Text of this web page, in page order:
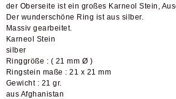
der Oberseite ist ein großes Karneol Stein,
Der wunderschöne Ring ist aus silber.
Massiv gearbeitet.
Karneol Stein
silber
Ringgröße : ( 21 mm Ø )
Ringstein maße : 21 x 21 mm
Gewicht : 21 gr.
aus Afghanistan